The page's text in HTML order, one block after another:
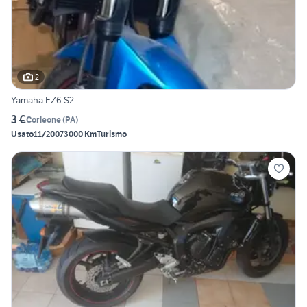
2
Yamaha FZ6 S2
3 €Corleone(PA)
Usato11/20073000 KmTurismo